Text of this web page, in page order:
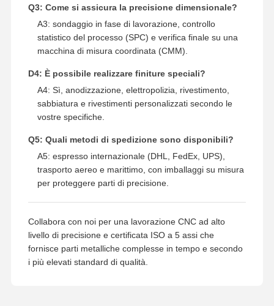
Q3: Come si assicura la precisione dimensionale?
A3: sondaggio in fase di lavorazione, controllo
statistico del processo (SPC) e verifica finale su una
macchina di misura coordinata (CMM).
D4: È possibile realizzare finiture speciali?
A4: Sì, anodizzazione, elettropolizia, rivestimento,
sabbiatura e rivestimenti personalizzati secondo le
vostre specifiche.
Q5: Quali metodi di spedizione sono disponibili?
A5: espresso internazionale (DHL, FedEx, UPS),
trasporto aereo e marittimo, con imballaggi su misura
per proteggere parti di precisione.
Collabora con noi per una lavorazione CNC ad alto
livello di precisione e certificata ISO a 5 assi che
fornisce parti metalliche complesse in tempo e secondo
i più elevati standard di qualità.